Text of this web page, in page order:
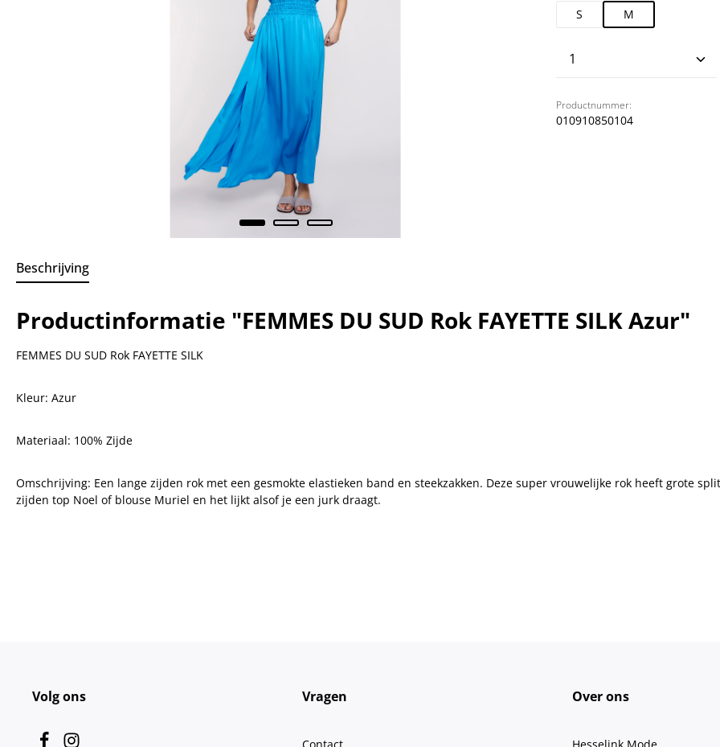
S M
Productnummer:
010910850104
Beschrijving
Productinformatie "FEMMES DU SUD Rok FAYETTE SILK Azur"
FEMMES DU SUD Rok FAYETTE SILK
Kleur: Azur
Materiaal: 100% Zijde
Omschrijving: Een lange zijden rok met een gesmokte elastieken band en steekzakken. Deze super vrouwelijke rok heeft grote
zijden top Noel of blouse Muriel en het lijkt alsof je een jurk draagt.
Volg ons Vragen Over ons